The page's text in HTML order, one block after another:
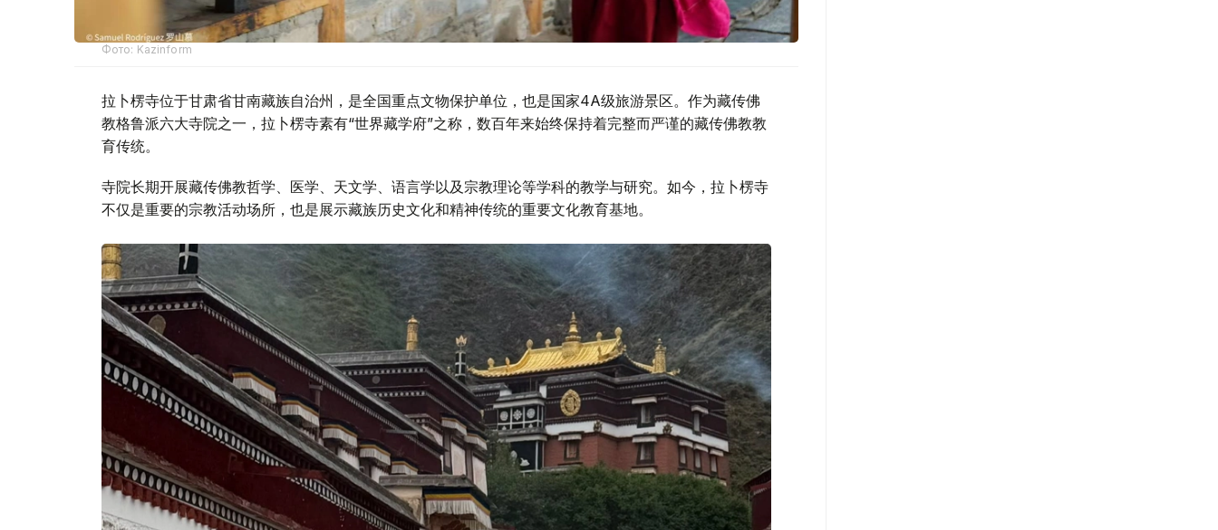
Фото: Kazinform
拉卜楞寺位于甘肃省甘南藏族自治州，是全国重点文物保护单位，也是国家4A级旅游景区。作为藏传佛
教格鲁派六大寺院之一，拉卜楞寺素有“世界藏学府”之称，数百年来始终保持着完整而严谨的藏传佛教教
育传统。
寺院长期开展藏传佛教哲学、医学、天文学、语言学以及宗教理论等学科的教学与研究。如今，拉卜楞寺
不仅是重要的宗教活动场所，也是展示藏族历史文化和精神传统的重要文化教育基地。